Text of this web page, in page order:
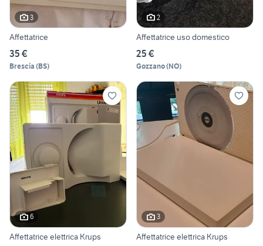
3
Affettatrice
35 €
Brescia (BS)
2
Affettatrice uso domestico
25 €
Gozzano(NO)
6
Affettatrice elettrica Krups
3
Affettatrice elettrica Krups